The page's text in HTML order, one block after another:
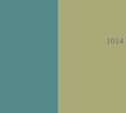
1014